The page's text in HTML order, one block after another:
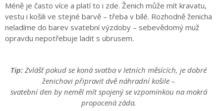
Méně je často více a platí to i zde. Ženich může mít kravatu,
vestu i košili ve stejné barvě – třeba v bílé. Rozhodně ženicha
neladíme do barev svatební výzdoby – sebevědomý muž
opravdu nepotřebuje ladit s ubrusem.
Tip: Zvlášť pokud se koná svatba v letních měsících, je dobré
ženichovi připravit dvě náhradní košile –
svatební den by neměl mít spojený se vzpomínkou na mokrá
propocená záda.